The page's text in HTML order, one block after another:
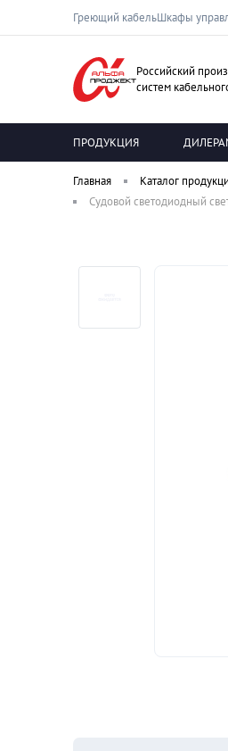
Греющий кабельШкафы
Российский
систем
ПРОДУКЦИЯ
Главная Каталог
Судовой светодиодный